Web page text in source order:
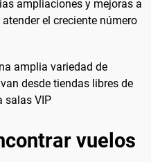
ampliaciones y mejoras a
el creciente número
amplia variedad de
desde tiendas libres de
salas VIP
vuelos